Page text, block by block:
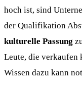
hoch ist, sind
der Qualifikation
kulturelle Passung
Leute, die verkaufen
Wissen dazu kann